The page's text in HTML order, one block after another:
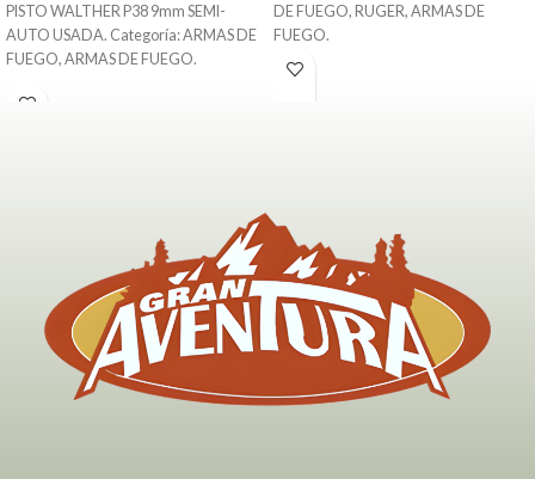
PISTO WALTHER P38 9mm SEMI-
AUTO USADA. Categoría: ARMAS DE
FUEGO, ARMAS DE FUEGO.
DE FUEGO, RUGER, ARMAS DE
FUEGO.